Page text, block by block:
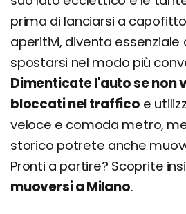
prima di lanciarsi a
aperitivi, diventa
spostarsi nel modo più
Dimenticate l'auto se non
bloccati nel traffico e
veloce e comoda metro,
storico potrete anche
Pronti a partire? Scoprite
muoversi a Milano.